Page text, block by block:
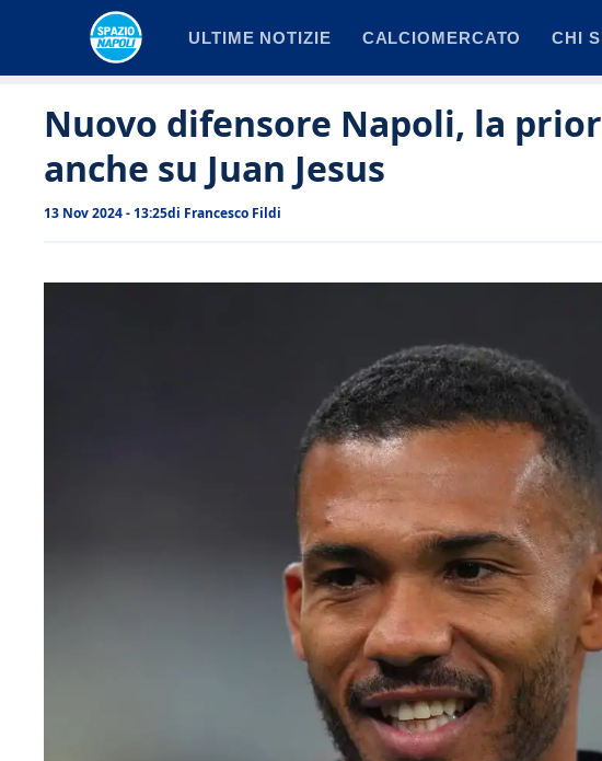
ULTIME NOTIZIE CALCIOMERCATO CHI
Nuovo difensore Napoli, la
anche su Juan Jesus
13 Nov 2024 - 13:25di Francesco Fildi